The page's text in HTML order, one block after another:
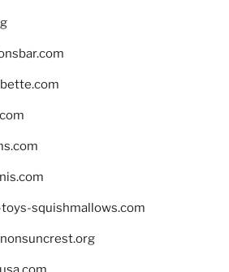
squishmallows.com